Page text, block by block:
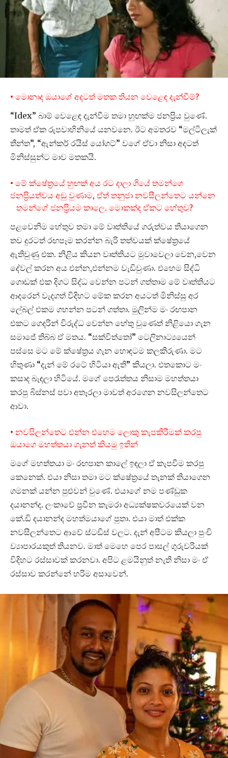
• මොනාද ඔයාගේ අදටත් මතක තියන වෙළෙඳ දැන්වීම්?
“Idex” බාම් වෙළෙඳ දැන්වීම තමා හුඟක්ම ජනප්‍රිය වුණේ.
තාමත් ඒක රුපවාහිනියේ යනවනෙ. ඊට අමතරව “මල්ටිලැක්
තීන්ත”, “ඇන්කර් රයිස් යෝගට්” වගේ ඒවා නිසා අදටත්
මිනිස්සුන්ට මාව මතකයි.
• මේ ක්ෂේත්‍රයේ හුඟක් අය රට දාලා ගියේ තමන්ගෙ
ජනප්‍රියත්වය අඩු වුණාම, ඒත් තනුජා නවසීලන්තෙට යන්නෙ
තමන්ගේ ජනප්‍රියම කාලෙ. මොකක්ද ඒකට හේතුව?
පළවෙනිම හේතුව තමා මේ වෘත්තියේ ගරුත්වය තියාගෙන
තව දුරටත් රඟපෑම කරන්න බැරි තත්වයක් ක්ෂේත්‍රයේ
ඇතිවුණු එක. නිළිය කියන වෘත්තියට මුවාවෙලා වෙන,වෙන
දේවල් කරන අය එන්න,එන්නම වැඩිවුණා. එහෙම සිද්ධි
ගොඩක් එක දිගට සිද්ධ වෙන්න පටන් ගත්තාම මේ වෘත්තියට
ආදරෙන් වැදගත් විදිහට මේක කරන අයටත් මිනිස්සු අර
ලේබල් එකම ගහන්න පටන් ගත්තා. මුලින්ම මං රඟපාන
එකට ගෙදරින් විරුද්ධ වෙන්න හේතු වුණෙත් නිළියො ගැන
සමාජේ තිබ්බ ඒ මතය. “සක්විත්තෝ” ටෙලිනාට්‍යයෙන්
පස්සෙ මට මේ ක්ෂේත්‍රය ගැන හොඳටම කලකිරුණා. මට
හිතුණා “දැන් මේ රටේ හිටියා ඇති” කියලා. එතකොට මං
කසාද බැඳලා හිටියේ. මගේ පෙරැත්තය නිසාම මහත්තයා
කරපු බිස්නස් පවා අතෑරලා මාවත් අරගෙන නවසිලන්තෙට
ආවා.
• නවසිලන්තෙට එන්න එහෙම ලොකු කැපකිරීමක් කරපු
ඔයාගෙ මහත්තයා ගැනත් කියමු ඉතින්
මගේ මහත්තයා මං රඟපාන කාලේ ඉඳලා ඒ කැපවීම කරපු
කෙනෙක්. එයා නිසා තමා මට ක්ෂේත්‍රයේ තැනක් තියාගෙන
ගමනක් යන්න පුළුවන් වුණේ. එයාගේ නම පණ්ඩුක
දයානන්ද. ලංකාවේ ප්‍රවීන කැමරා අධ්‍යක්ෂකවරයෙක් වන
කේ.ඩි දයානන්ද මහත්මයාගේ පුතා. එයා මාත් එක්ක
නවසීලන්තෙට ආවේ ස්ටඩිස් වලට. දැන් අපීටම කියලා පුංචි
ව්‍යාපාරයකුත් තියනව. මාත් මෙහෙ පෙර පාසල් ගුරුවරියක්
විදිහට රස්සාවක් කරනවා. අපිට ළමයිනුත් නැති නිසා මං ඒ
රස්සාව කරන්නේ හරිම අසාවෙන්.